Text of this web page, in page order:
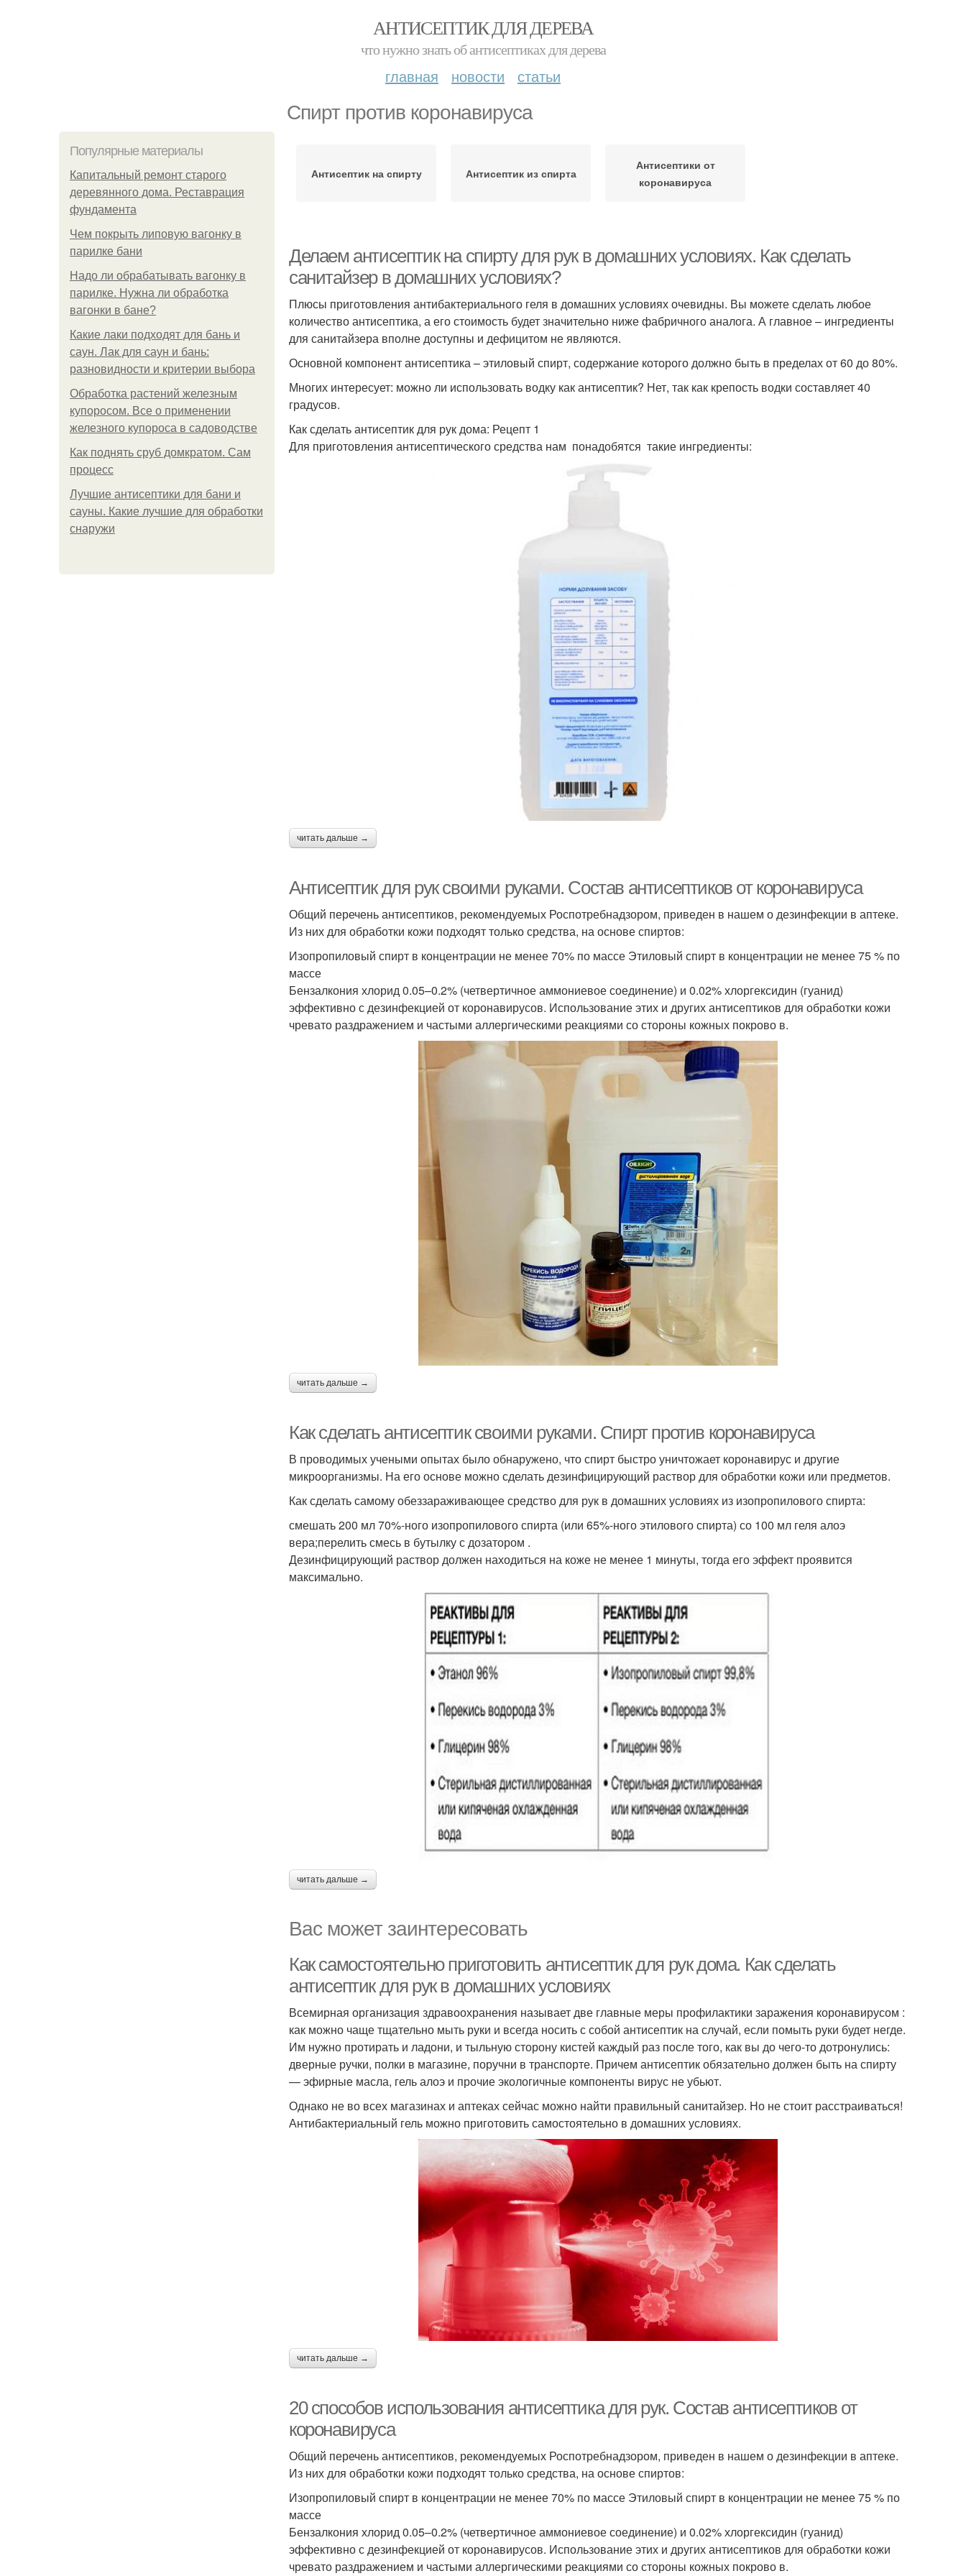
АНТИСЕПТИК ДЛЯ ДЕРЕВА
что нужно знать об антисептиках для дерева
главная новости статьи
Спирт против коронавируса
Популярные материалы
Капитальный ремонт старого
деревянного дома. Реставрация
фундамента
Чем покрыть липовую вагонку в
парилке бани
Надо ли обрабатывать вагонку в
парилке. Нужна ли обработка
вагонки в бане?
Какие лаки подходят для бань и
саун. Лак для саун и бань:
разновидности и критерии выбора
Обработка растений железным
купоросом. Все о применении
железного купороса в садоводстве
Как поднять сруб домкратом. Сам
процесс
Лучшие антисептики для бани и
сауны. Какие лучшие для обработки
снаружи
Антисептик на спирту Антисептик из спирта
Антисептики от
коронавируса
Делаем антисептик на спирту для рук в домашних условиях. Как сделать
санитайзер в домашних условиях?
Плюсы приготовления антибактериального геля в домашних условиях очевидны. Вы можете сделать любое
количество антисептика, а его стоимость будет значительно ниже фабричного аналога. А главное – ингредиенты
для санитайзера вполне доступны и дефицитом не являются.
Основной компонент антисептика – этиловый спирт, содержание которого должно быть в пределах от 60 до 80%.
Многих интересует: можно ли использовать водку как антисептик? Нет, так как крепость водки составляет 40
градусов.
Как сделать антисептик для рук дома: Рецепт 1
Для приготовления антисептического средства нам понадобятся такие ингредиенты:
читать дальше →
Антисептик для рук своими руками. Состав антисептиков от коронавируса
Общий перечень антисептиков, рекомендуемых Роспотребнадзором, приведен в нашем о дезинфекции в аптеке.
Из них для обработки кожи подходят только средства, на основе спиртов:
Изопропиловый спирт в концентрации не менее 70% по массе Этиловый спирт в концентрации не менее 75 % по
массе
Бензалкония хлорид 0.05–0.2% (четвертичное аммониевое соединение) и 0.02% хлоргексидин (гуанид)
эффективно с дезинфекцией от коронавирусов. Использование этих и других антисептиков для обработки кожи
чревато раздражением и частыми аллергическими реакциями со стороны кожных покрово в.
читать дальше →
Как сделать антисептик своими руками. Спирт против коронавируса
В проводимых учеными опытах было обнаружено, что спирт быстро уничтожает коронавирус и другие
микроорганизмы. На его основе можно сделать дезинфицирующий раствор для обработки кожи или предметов.
Как сделать самому обеззараживающее средство для рук в домашних условиях из изопропилового спирта:
смешать 200 мл 70%-ного изопропилового спирта (или 65%-ного этилового спирта) со 100 мл геля алоэ
вера;перелить смесь в бутылку с дозатором .
Дезинфицирующий раствор должен находиться на коже не менее 1 минуты, тогда его эффект проявится
максимально.
читать дальше →
Вас может заинтересовать
Как самостоятельно приготовить антисептик для рук дома. Как сделать
антисептик для рук в домашних условиях
Всемирная организация здравоохранения называет две главные меры профилактики заражения коронавирусом :
как можно чаще тщательно мыть руки и всегда носить с собой антисептик на случай, если помыть руки будет негде.
Им нужно протирать и ладони, и тыльную сторону кистей каждый раз после того, как вы до чего-то дотронулись:
дверные ручки, полки в магазине, поручни в транспорте. Причем антисептик обязательно должен быть на спирту
— эфирные масла, гель алоэ и прочие экологичные компоненты вирус не убьют.
Однако не во всех магазинах и аптеках сейчас можно найти правильный санитайзер. Но не стоит расстраиваться!
Антибактериальный гель можно приготовить самостоятельно в домашних условиях.
читать дальше →
20 способов использования антисептика для рук. Состав антисептиков от
коронавируса
Общий перечень антисептиков, рекомендуемых Роспотребнадзором, приведен в нашем о дезинфекции в аптеке.
Из них для обработки кожи подходят только средства, на основе спиртов:
Изопропиловый спирт в концентрации не менее 70% по массе Этиловый спирт в концентрации не менее 75 % по
массе
Бензалкония хлорид 0.05–0.2% (четвертичное аммониевое соединение) и 0.02% хлоргексидин (гуанид)
эффективно с дезинфекцией от коронавирусов. Использование этих и других антисептиков для обработки кожи
чревато раздражением и частыми аллергическими реакциями со стороны кожных покрово в.